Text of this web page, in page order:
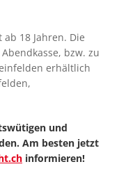
18 Jahren. Die
bzw. zu
erhältlich
und
Am besten jetzt
informieren!